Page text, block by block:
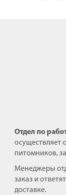
Отдел по
осуществляет
питомников,
Менеджеры
заказ и
доставке.